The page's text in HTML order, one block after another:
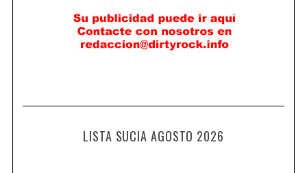
LISTA SUCIA AGOSTO 2026